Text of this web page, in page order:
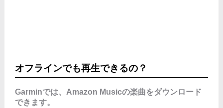
オフラインでも再生できるの？
Garminでは、Amazon Musicの楽曲をダウンロード
できます。